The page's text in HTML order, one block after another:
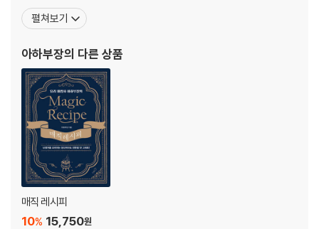
TOP 19 비법전수 낙지볶음 · 062
TOP 21 전설의 백년 짜장 · 066
TOP 22 두 가지 맛 감자탕 · 068
TOP 23 마법의 보쌈 · 070
TOP 24 새콤달콤 간장비빔국수 · 072
TOP 25 세 가지 맛 불고기 · 074
아하부장의 두 번째 맛
TOP 26 밥도둑 무나물 무생채 · 078
TOP 27 휴게소 소고기국밥 · 080
TOP 28 전주식 콩나물국밥 · 082
TOP 29 신당동 떡볶이와 어묵탕 · 084
전하고 나누고자 유튜브를 시작했는데, 어느새 어마어마한 구독자들
과 함께 하고 있다. 누구나 편하게 즐기는 요리를 위해, 오늘도 요리를
법사로 태어날 것 같아 조금 불안하다.
펼쳐보기
아하부장의 다른 상품
매직 레시피
15,750원
10%